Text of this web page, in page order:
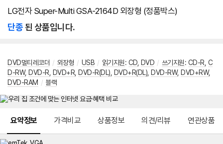
LG전자 Super-Multi GSA-2164D 외장형 (정품박스)
단종된 상품입니다.
DVD멀티레코더 / 외장형 / USB / 읽기지원: CD, DVD / 쓰기지원: CD-R C
D-RW, DVD-R DVD+R DVD-R(DL) DVD+R(DL) DVD-RW, DVD+RW,
DVD-RAM / 블랙
요약정보 가격비교 상품정보 의견/리뷰 연관상품